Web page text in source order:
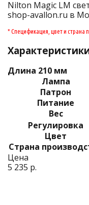
Nilton Magic LM
shop-avallon.ru в
* Спецификация, цвет и страна
Длина 210 мм
Лампа
Патрон
Питание
Вес
Регулировка
Цвет
Страна
Цена
5 235 р.